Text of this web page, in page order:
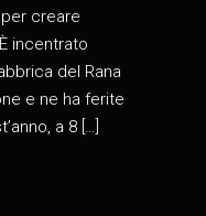
creare
incentrato
del Rana
e ne ha ferite
a 8 […]